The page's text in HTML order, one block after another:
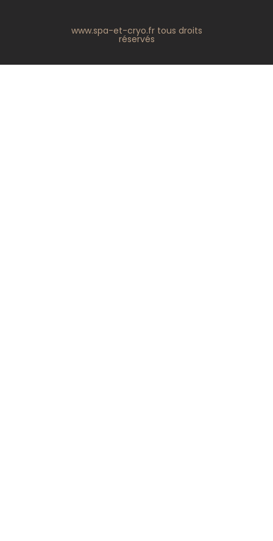
www.spa-et-cryo.fr tous droits
réservés